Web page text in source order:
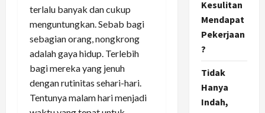
terlalu banyak dan cukup
menguntungkan. Sebab bagi
sebagian orang, nongkrong
adalah gaya hidup. Terlebih
bagi mereka yang jenuh
dengan rutinitas sehari-hari.
Tentunya malam hari menjadi
Kesulitan
Mendapat
Pekerjaan
?
Tidak
Hanya
Indah,